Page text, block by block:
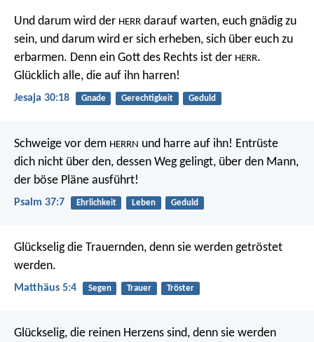
Und darum wird der HERR darauf warten, euch gnädig zu
sein, und darum wird er sich erheben, sich über euch zu
erbarmen. Denn ein Gott des Rechts ist der HERR.
Glücklich alle, die auf ihn harren!
Jesaja 30:18 Gnade Gerechtigkeit Geduld
Schweige vor dem HERRN und harre auf ihn! Entrüste
dich nicht über den, dessen Weg gelingt, über den Mann,
der böse Pläne ausführt!
Psalm 37:7 Ehrlichkeit Leben Geduld
Glückselig die Trauernden, denn sie werden getröstet
werden.
Matthäus 5:4 Segen Trauer Tröster
Glückselig, die reinen Herzens sind, denn sie werden